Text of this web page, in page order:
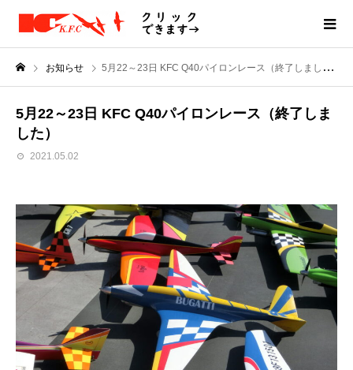
お知らせ 5月22～23日 KFC Q40パイロンレース（終了しました）
5月22～23日 KFC Q40パイロンレース（終了しま
した）
2021.05.02